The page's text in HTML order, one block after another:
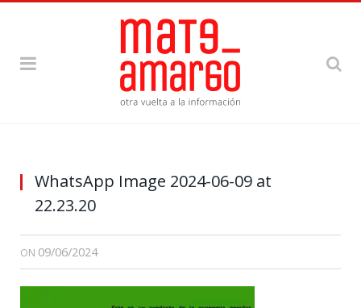
WhatsApp Image 2024-06-09 at
22.23.20
ON 09/06/2024